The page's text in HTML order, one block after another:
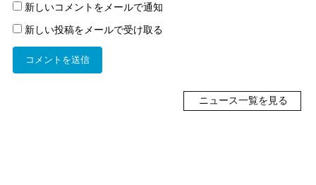
新しいコメントをメールで通知
新しい投稿をメールで受け取る
ニュース一覧を見る